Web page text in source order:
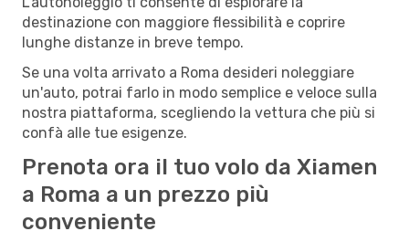
destinazione con maggiore flessibilità e coprire
lunghe distanze in breve tempo.
Se una volta arrivato a Roma desideri noleggiare
un'auto, potrai farlo in modo semplice e veloce sulla
nostra piattaforma, scegliendo la vettura che più si
confà alle tue esigenze.
Prenota ora il tuo volo da Xiamen
a Roma a un prezzo più
conveniente